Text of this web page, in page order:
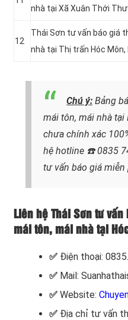
nhà tại Xã Xuân Thới
12
Thái Sơn tư vấn báo giá
nhà tại Thị trấn Hóc Môn,
Chú ý: Bảng
mái tôn, mái nhà tại
chưa chính xác
hệ hotline ☎️ 0835
tư vấn báo giá miễn
Liên hệ Thái Sơn tư
mái tôn, mái nhà tại
✅ Điện thoại:
✅ Mail:
✅ Website:
✅ Địa chỉ tư vấn